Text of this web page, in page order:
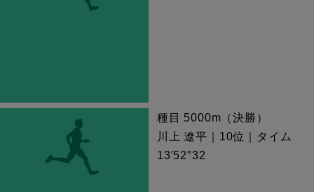
種目 5000m（決勝）
川上 遼平｜10位｜タイム
13′52″32